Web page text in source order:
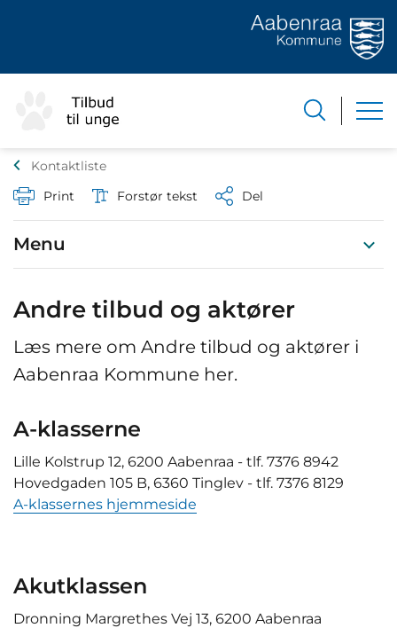
Kontaktliste
Print
Forstør tekst Del
Menu
Andre tilbud og aktører
Læs mere om Andre tilbud og aktører i
Aabenraa Kommune her.
A-klasserne
Lille Kolstrup 12, 6200 Aabenraa - tlf. 7376 8942
Hovedgaden 105 B, 6360 Tinglev - tlf. 7376 8129
A-klassernes hjemmeside
Akutklassen
Dronning Margrethes Vej 13, 6200 Aabenraa